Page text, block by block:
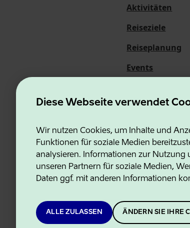
Diese Webseite verwendet
Wir nutzen Cookies, um Inhalte und
Funktionen für soziale Medien
analysieren. Informationen zur Nutzung
unseren Partnern für soziale Medien,
Daten ggf. mit anderen Informationen
ALLE ZULASSEN ÄNDERN SIE IHRE
Aktivitäten
Reiseziele
Reiseplanung
Events
Estonian Business